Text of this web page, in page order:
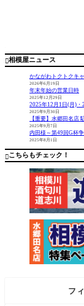
相模屋ニュース
かながわトクトクキ
2026年6月19日
年末年始の営業日時
2025年12月29日
2025年12月1日(月)
2025年9月30日
【重要】水郷田名店
2025年9月7日
内田様～第49回G杯
2025年8月1日
こちらもチェック！
フ